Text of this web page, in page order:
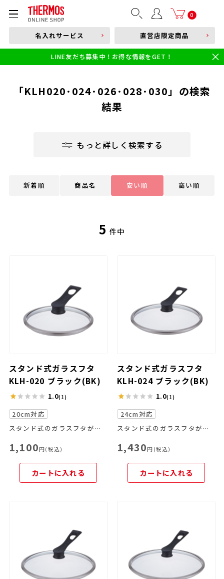
0
部品購入はこちら
本体品番やキーワードを入力
食洗機対応 新製品
幼児・園児向け水筒
名入れサービス 直営店限定商品
LINE友だち募集中！お得な情報をGET！
「KLH020･024･026･028･030」の検索
結果
もっと詳しく検索する
新着順 商品名 安い順 高い順
5 件中
スタンド式ガラスフタ
KLH-020 ブラック(BK)
1.0(1)
20cm対応
スタンド式のガラスフタが登場！
1,100円(税込)
カートに入れる
スタンド式ガラスフタ
KLH-024 ブラック(BK)
1.0(1)
24cm対応
スタンド式のガラスフタが登場！
1,430円(税込)
カートに入れる